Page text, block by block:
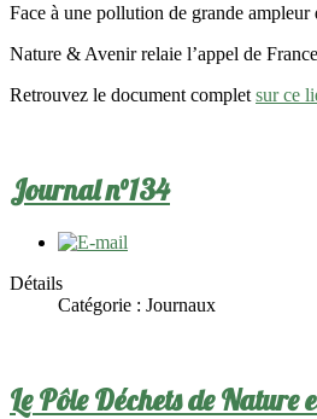
Face à une pollution de grande ampleur
Nature & Avenir relaie l’appel de
Retrouvez le document complet sur ce
Journal n°134
Détails
Catégorie : Journaux
Le Pôle Déchets de